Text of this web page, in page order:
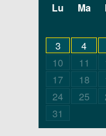
Lu Ma
3
4
10
11
17
18
24
25
31